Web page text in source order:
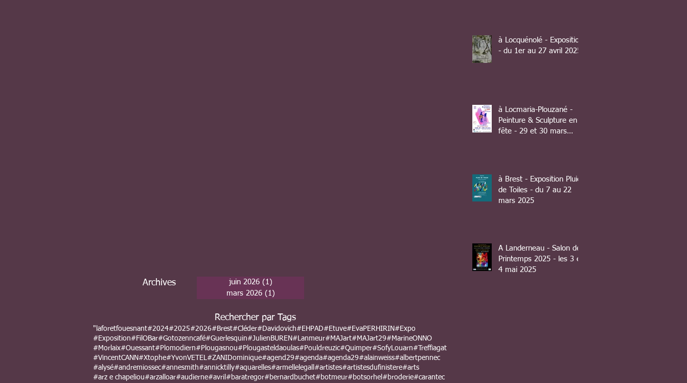
Archives juin 2026 (1)
mars 2026 (1)
à Locquénolé - Exposition
- du 1er au 27 avril 2025
à Locmaria-Plouzané -
Peinture & Sculpture en
fête - 29 et 30 mars
à Brest - Exposition Pluie
de Toiles - du 7 au 22
mars 2025
A Landerneau - Salon de
Printemps 2025 - les 3 et
4 mai 2025
Rechercher par Tags
"laforetfouesnant#2024#2025#2026#Brest#Cléder#Davidovich#EHPAD#Etuve#EvaPERHIRIN #Expo
#Exposition#FilOBar#Gotozenncafé#Guerlesquin#JulienBUREN #Lanmeur#MAJart#MAJart29#MarineONNO
#Morlaix#Ouessant#Plomodiern#Plougasnou#Plougasteldaoulas#Pouldreuzic#Quimper#SofyLouarn#Treffiagat
#VincentCANN #Xtophe#YvonVETEL #ZANIDominique#agend29#agenda#agenda29#alainweiss#albertpennec
#alysé#andremiossec#annesmith#annicktilly#aquarelles#armellelegall #artistes#artistesdufinistere#arts
#arz e chapeliou#arzalloar#audierne#avril #baratregor#bernardbuchet#botmeur#botsorhel #broderie#carantec